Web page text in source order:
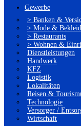
Gewerbe
> Banken &
> Mode &
> Restaurants
> Wohnen &
Dienstleistungen
Handwerk
KFZ
Logistik
Lokalitäten
Reisen &
Technologie
Versorger /
Wirtschaft